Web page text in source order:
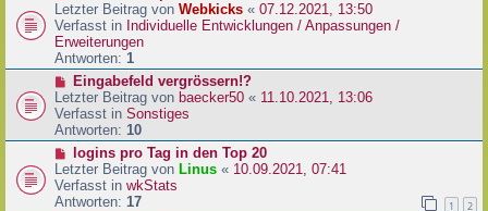
g
e
i
t
r
a
g
e
u
e
r
B
e
i
t
r
a
g
Letzter Beitrag von Webkicks « 07.12.2021, 13:50
Verfasst in Individuelle Entwicklungen / Anpassungen /
Erweiterungen
Antworten: 1
N
e
u
e
r
B
e
i
Eingabefeld vergrössern!?
Letzter Beitrag von baecker50 « 11.10.2021, 13:06
Verfasst in Sonstiges
Antworten: 10
N
e
u
e
logins pro Tag in den Top 20
Letzter Beitrag von Linus « 10.09.2021, 07:41
Verfasst in wkStats
Antworten: 17 1 2